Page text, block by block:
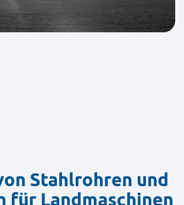
Stahlrohren und
für Landmaschinen